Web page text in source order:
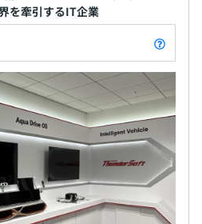
を牽引するIT企業